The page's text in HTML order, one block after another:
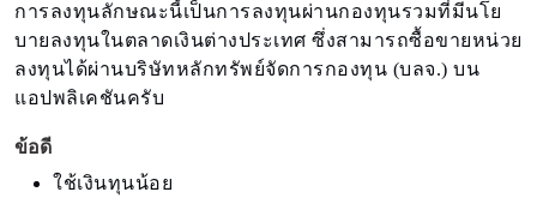
การลงทุนลักษณะนี้เป็นการลงทุนผ่านกองทุนรวมที่มีนโย
บายลงทุนในตลาดเงินต่างประเทศ ซึ่งสามารถซื้อขายหน่วย
ลงทุนได้ผ่านบริษัทหลักทรัพย์จัดการกองทุน (บลจ.) บน
แอปพลิเคชันครับ
ข้อดี
ใช้เงินทุนน้อย